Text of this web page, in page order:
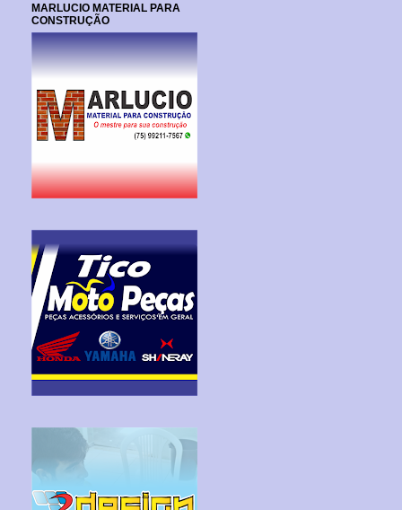
MARLUCIO MATERIAL PARA
CONSTRUÇÃO